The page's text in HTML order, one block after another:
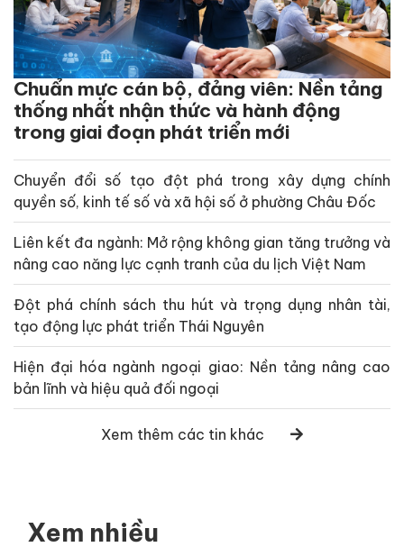
Chuẩn mực cán bộ, đảng viên: Nền tảng
thống nhất nhận thức và hành động
trong giai đoạn phát triển mới
Chuyển đổi số tạo đột phá trong xây dựng chính
quyền số, kinh tế số và xã hội số ở phường Châu Đốc
Liên kết đa ngành: Mở rộng không gian tăng trưởng và
nâng cao năng lực cạnh tranh của du lịch Việt Nam
Đột phá chính sách thu hút và trọng dụng nhân tài,
tạo động lực phát triển Thái Nguyên
Hiện đại hóa ngành ngoại giao: Nền tảng nâng cao
bản lĩnh và hiệu quả đối ngoại
Xem thêm các tin khác
Xem nhiều